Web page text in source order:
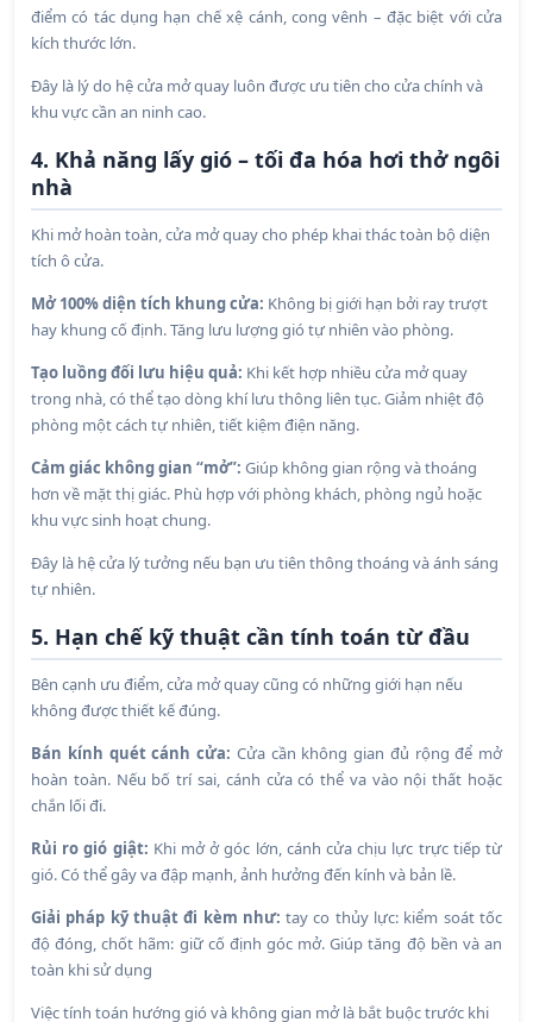
điểm có tác dụng hạn chế xệ cánh, cong vênh – đặc biệt với cửa
kích thước lớn.
Đây là lý do hệ cửa mở quay luôn được ưu tiên cho cửa chính và
khu vực cần an ninh cao.
4. Khả năng lấy gió – tối đa hóa hơi thở ngôi
nhà
Khi mở hoàn toàn, cửa mở quay cho phép khai thác toàn bộ diện
tích ô cửa.
Mở 100% diện tích khung cửa: Không bị giới hạn bởi ray trượt
hay khung cố định. Tăng lưu lượng gió tự nhiên vào phòng.
Tạo luồng đối lưu hiệu quả: Khi kết hợp nhiều cửa mở quay
trong nhà, có thể tạo dòng khí lưu thông liên tục. Giảm nhiệt độ
phòng một cách tự nhiên, tiết kiệm điện năng.
Cảm giác không gian “mở”: Giúp không gian rộng và thoáng
hơn về mặt thị giác. Phù hợp với phòng khách, phòng ngủ hoặc
khu vực sinh hoạt chung.
Đây là hệ cửa lý tưởng nếu bạn ưu tiên thông thoáng và ánh sáng
tự nhiên.
5. Hạn chế kỹ thuật cần tính toán từ đầu
Bên cạnh ưu điểm, cửa mở quay cũng có những giới hạn nếu
không được thiết kế đúng.
Bán kính quét cánh cửa: Cửa cần không gian đủ rộng để mở
hoàn toàn. Nếu bố trí sai, cánh cửa có thể va vào nội thất hoặc
chắn lối đi.
Rủi ro gió giật: Khi mở ở góc lớn, cánh cửa chịu lực trực tiếp từ
gió. Có thể gây va đập mạnh, ảnh hưởng đến kính và bản lề.
Giải pháp kỹ thuật đi kèm như:tay co thủy lực: kiểm soát tốc
độ đóng, chốt hãm: giữ cố định góc mở. Giúp tăng độ bền và an
toàn khi sử dụng
Việc tính toán hướng gió và không gian mở là bắt buộc trước khi